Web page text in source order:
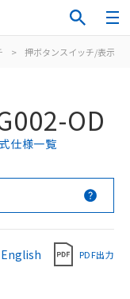
> 押ボタンスイッチ/表示灯
OD
仕様一覧
English PDF出力